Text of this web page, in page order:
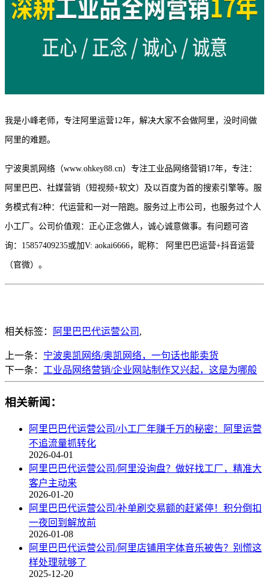
我是小峰老师，专注阿里运营12年，解决大家不会做阿里，没时间做
阿里的难题。
宁波奥凯网络（www.ohkey88.cn）专注工业品网络营销17年，专注：
阿里巴巴、社媒营销（短视频+软文）及以百度为首的搜索引擎等。服
务模式有2种：代运营和一对一陪跑。服务过上市公司，也服务过个人
小工厂。公司价值观：正心正念做人，诚心诚意做事。有问题可咨
询：15857409235或加V: aokai6666，昵称： 阿里巴巴运营+抖音运营
（官微）。
相关标签： 阿里巴巴代运营公司 ,
上一条： 宁波奥凯网络/奥凯网络，一句话也能卖货
下一条： 工业品网络营销/企业网站制作又兴起，这是为哪般
相关新闻：
阿里巴巴代运营公司/小工厂年赚千万的秘密：阿里运营
不追流量抓转化
2026-04-01
阿里巴巴代运营公司/阿里没询盘？做好找工厂，精准大
客户主动来
2026-01-20
阿里巴巴代运营公司/补单刷交易额的赶紧停！积分倒扣
一夜回到解放前
2026-01-08
阿里巴巴代运营公司/阿里店铺用字体音乐被告？别慌这
样处理就够了
2025-12-20